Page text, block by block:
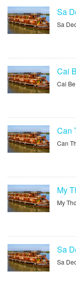
Sa
Sa
Cai
Cai
Can
Can
My
My
Sa
Sa